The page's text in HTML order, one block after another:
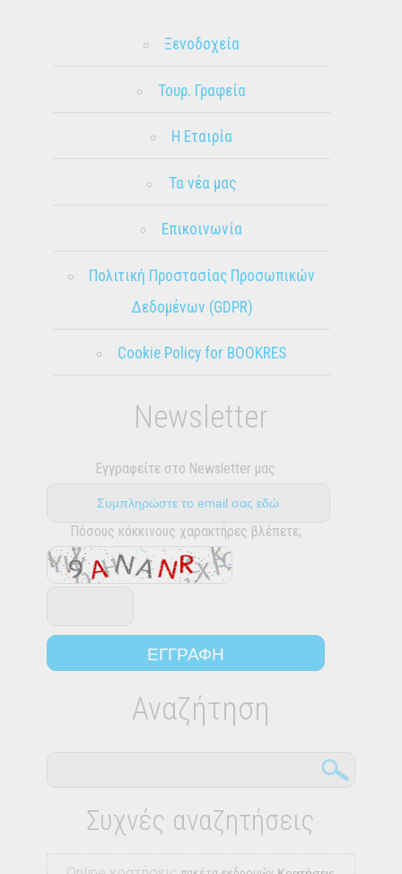
Ξενοδοχεία
Τουρ. Γραφεία
Η Εταιρία
Τα νέα μας
Επικοινωνία
Πολιτική Προστασίας Προσωπικών
Δεδομένων (GDPR)
Cookie Policy for BOOKRES
Newsletter
Εγγραφείτε στο Newsletter μας
Πόσους κόκκινους χαρακτήρες βλέπετε;
Αναζήτηση
Συχνές αναζητήσεις